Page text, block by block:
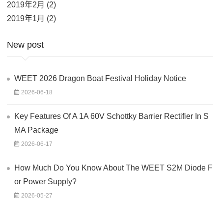
2019年2月 (2)
2019年1月 (2)
New post
WEET 2026 Dragon Boat Festival Holiday Notice
2026-06-18
Key Features Of A 1A 60V Schottky Barrier Rectifier In S
MA Package
2026-06-17
How Much Do You Know About The WEET S2M Diode F
or Power Supply?
2026-05-27